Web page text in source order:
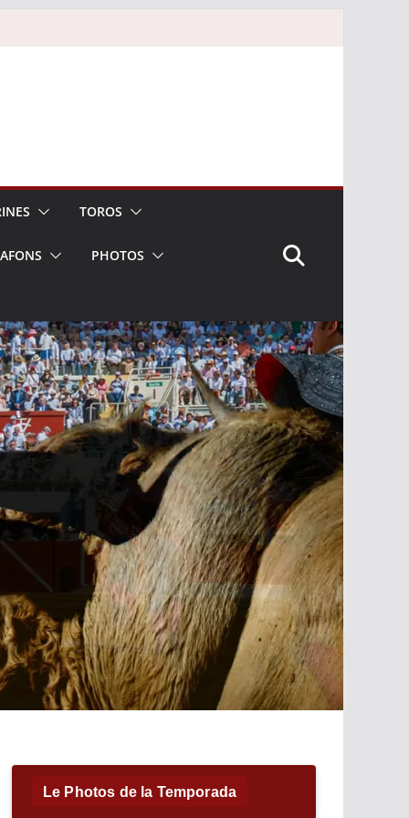
TOROS
PHOTOS
Le Photos de la Temporada